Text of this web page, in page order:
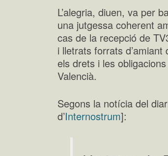
L’alegria, diuen, va per
una jutgessa coherent
cas de la recepció de
i lletrats forrats
els drets i les
Valencià.
Segons la notícia del
d’Internostrum]: